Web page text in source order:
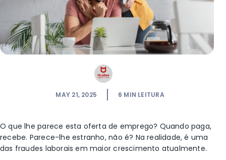
MAY 21, 2025 6 MIN LEITURA
O que lhe parece esta oferta de emprego? Quando paga,
recebe. Parece-lhe estranho, não é? Na realidade, é uma
das fraudes laborais em maior crescimento atualmente.